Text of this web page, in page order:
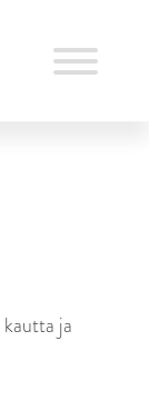
kautta ja